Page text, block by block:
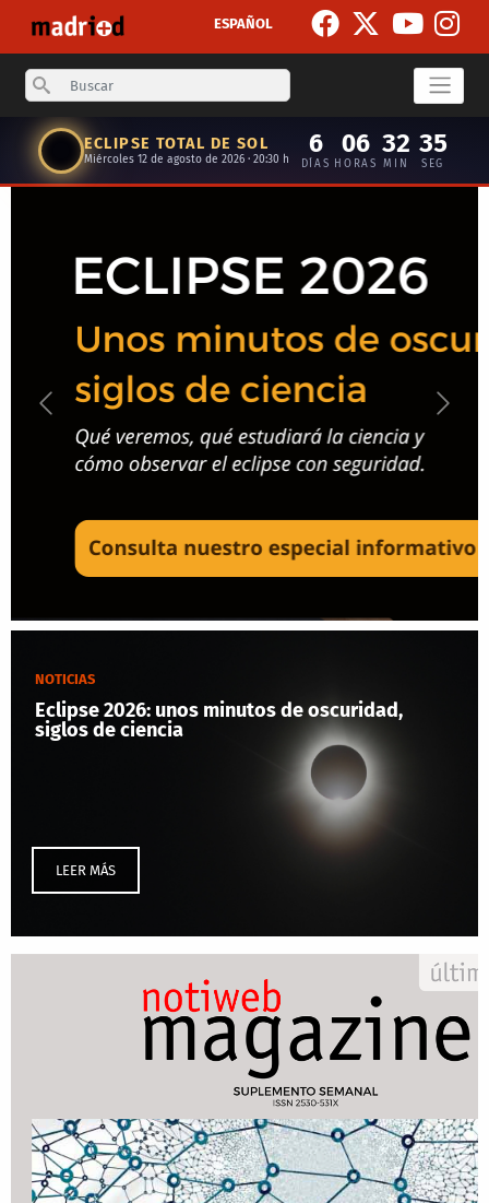
ESPAÑOL
Search
ECLIPSE TOTAL DE SOL
Miércoles 12 de agosto de 2026 · 20:30 h
6
DÍAS
06
HORAS
32
MIN
34
SEG
Anterior
NOTICIAS
Eclipse 2026: unos minutos de oscuridad,
siglos de ciencia
LEER MÁS